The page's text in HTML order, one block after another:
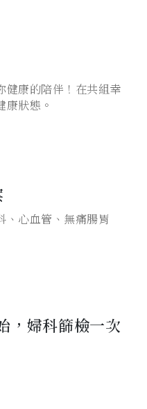
健康的陪伴！在共組幸
康狀態。
、心血管、無痛腸胃
，婦科篩檢一次